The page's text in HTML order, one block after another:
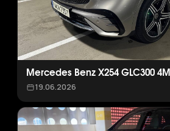
Mercedes Benz X254 GLC300
19.06.2026